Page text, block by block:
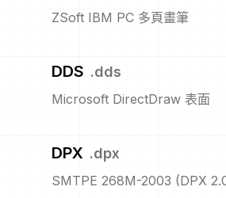
ZSoft IBM PC 多頁畫筆
DDS .dds
Microsoft DirectDraw 表面
DPX .dpx
SMTPE 268M-2003 (DPX